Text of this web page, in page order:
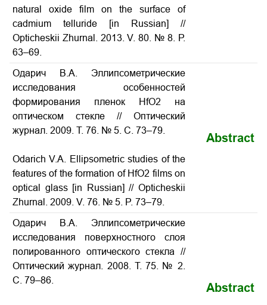
natural oxide film on the surface of
cadmium telluride [in Russian] //
Opticheskii Zhurnal. 2013. V. 80. № 8. Р.
63–69.
Одарич В.А. Эллипсометрические
исследования особенностей
формирования пленок HfO2 на
оптическом стекле // Оптический
журнал. 2009. Т. 76. № 5. С. 73–79.
Odarich V.A. Ellipsometric studies of the
features of the formation of HfO2 films on
optical glass [in Russian] // Opticheskii
Zhurnal. 2009. V. 76. № 5. P. 73–79.
Abstract
Одарич В.А. Эллипсометрические
исследования поверхностного слоя
полированного оптического стекла //
Оптический журнал. 2008. Т. 75. № 2.
С. 79–86.
Abstract